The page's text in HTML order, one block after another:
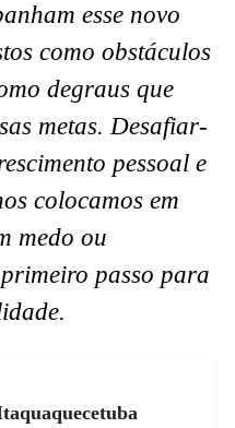
esse novo
como obstáculos
degraus que
metas. Desafiar-
pessoal e
colocamos em
medo ou
passo para